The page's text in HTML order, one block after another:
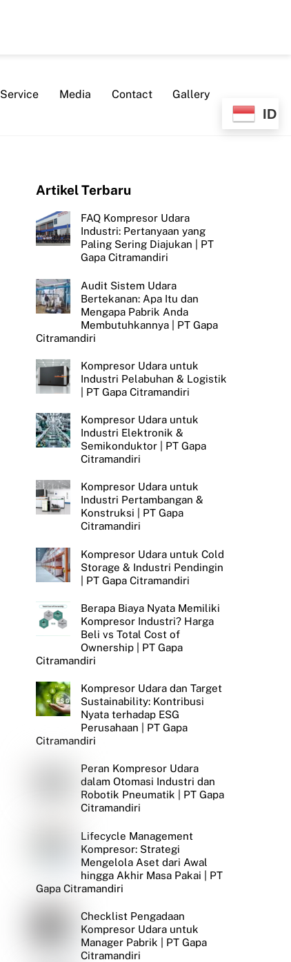
Service Media Contact Gallery
ID
Artikel Terbaru
FAQ Kompresor Udara
Industri: Pertanyaan yang
Paling Sering Diajukan | PT
Gapa Citramandiri
Audit Sistem Udara
Bertekanan: Apa Itu dan
Mengapa Pabrik Anda
Membutuhkannya | PT Gapa
Citramandiri
Kompresor Udara untuk
Industri Pelabuhan & Logistik
| PT Gapa Citramandiri
Kompresor Udara untuk
Industri Elektronik &
Semikonduktor | PT Gapa
Citramandiri
Kompresor Udara untuk
Industri Pertambangan &
Konstruksi | PT Gapa
Citramandiri
Kompresor Udara untuk Cold
Storage & Industri Pendingin
| PT Gapa Citramandiri
Berapa Biaya Nyata Memiliki
Kompresor Industri? Harga
Beli vs Total Cost of
Ownership | PT Gapa
Citramandiri
Kompresor Udara dan Target
Sustainability: Kontribusi
Nyata terhadap ESG
Perusahaan | PT Gapa
Citramandiri
Peran Kompresor Udara
dalam Otomasi Industri dan
Robotik Pneumatik | PT Gapa
Citramandiri
Lifecycle Management
Kompresor: Strategi
Mengelola Aset dari Awal
hingga Akhir Masa Pakai | PT
Gapa Citramandiri
Checklist Pengadaan
Kompresor Udara untuk
Manager Pabrik | PT Gapa
Citramandiri